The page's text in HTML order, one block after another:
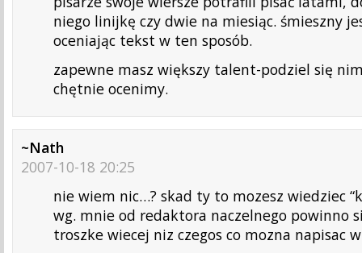
niego linijkę czy dwie na miesiąc. śmieszny
oceniając tekst w ten sposób.
zapewne masz większy talent-podziel się
chętnie ocenimy.
~Nath
2007-10-18 20:25
nie wiem nic…? skad ty to mozesz wiedziec
wg. mnie od redaktora naczelnego powinno
troszke wiecej niz czegos co mozna napisac